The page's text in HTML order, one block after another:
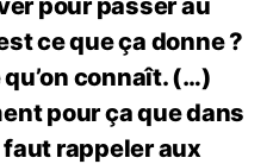
ce que ça donne ?
connaît. (…)
pour ça que dans
rappeler aux